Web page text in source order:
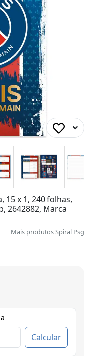
15 x 1, 240 folhas,
2642882, Marca
Mais produtosSpiral Psg
Calcular